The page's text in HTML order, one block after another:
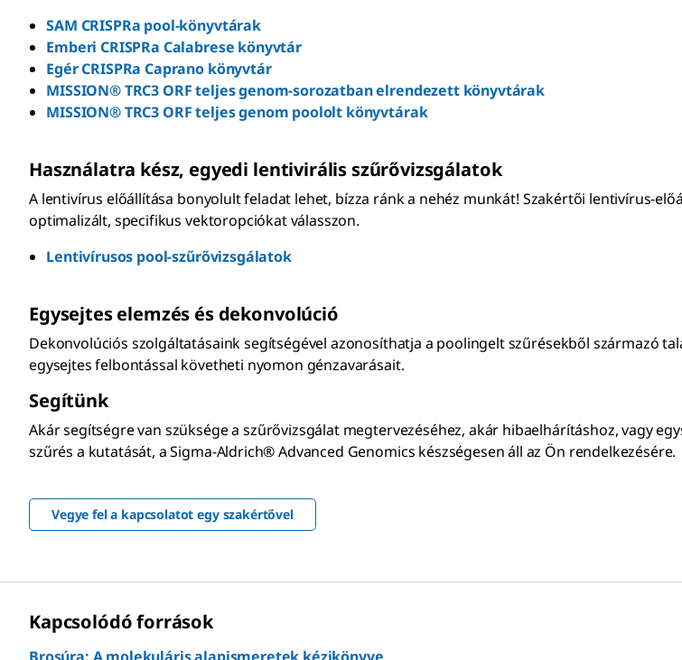
SAM CRISPRa pool-könyvtárak
Emberi CRISPRa Calabrese könyvtár
Egér CRISPRa Caprano könyvtár
MISSION® TRC3 ORF teljes genom-sorozatban elrendezett könyvtárak
MISSION® TRC3 ORF teljes genom poololt könyvtárak
Használatra kész, egyedi lentivirális szűrővizsgálatok
A lentivírus előállítása bonyolult feladat lehet, bízza ránk a nehéz munkát! Szakértői lentivírus-
optimalizált, specifikus vektoropciókat válasszon.
Lentivírusos pool-szűrővizsgálatok
Egysejtes elemzés és dekonvolúció
Dekonvolúciós szolgáltatásaink segítségével azonosíthatja a poolingelt szűrésekből származó
egysejtes felbontással követheti nyomon génzavarásait.
Segítünk
Akár segítségre van szüksége a szűrővizsgálat megtervezéséhez, akár hibaelhárításhoz, vagy
szűrés a kutatását, a Sigma-Aldrich® Advanced Genomics készségesen áll az Ön rendelkezésére.
Vegye fel a kapcsolatot egy szakértővel
Kapcsolódó források